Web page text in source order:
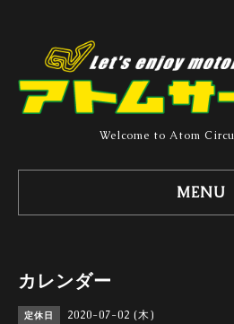
Welcome to Atom
MENU
カレンダー
定休日 2020-07-02 (木)